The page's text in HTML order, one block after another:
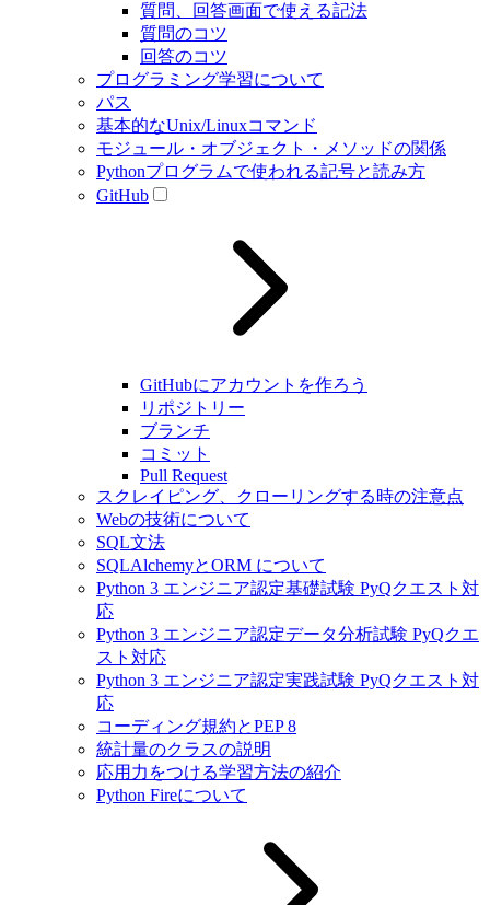
質問、回答画面で使える記法
質問のコツ
回答のコツ
プログラミング学習について
パス
基本的なUnix/Linuxコマンド
モジュール・オブジェクト・メソッドの関係
Pythonプログラムで使われる記号と読み方
GitHub
GitHubにアカウントを作ろう
リポジトリー
ブランチ
コミット
Pull Request
スクレイピング、クローリングする時の注意点
Webの技術について
SQL文法
SQLAlchemyとORM について
Python 3 エンジニア認定基礎試験 PyQクエスト対
応
Python 3 エンジニア認定データ分析試験 PyQクエ
スト対応
Python 3 エンジニア認定実践試験 PyQクエスト対
応
コーディング規約とPEP 8
統計量のクラスの説明
応用力をつける学習方法の紹介
Python Fireについて